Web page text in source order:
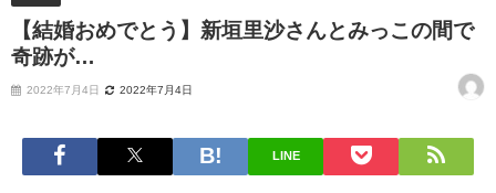
【結婚おめでとう】新垣里沙さんとみっこの間で
奇跡が…
2022年7月4日 2022年7月4日
LINE